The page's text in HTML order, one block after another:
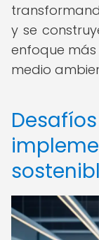
y se
enfoque
medio